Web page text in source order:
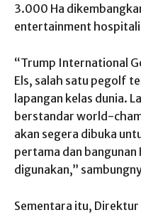
3.000 Ha
entertainment
“Trump International
Els, salah satu pegolf
lapangan kelas dunia.
berstandar world-
akan segera dibuka
pertama dan bangunan
digunakan,”
Sementara itu, Direktur